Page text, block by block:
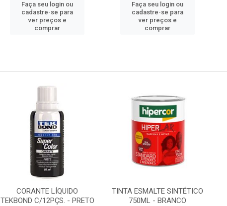
Faça seu login ou
cadastre-se para
ver preços e
comprar
Faça seu login ou
cadastre-se para
ver preços e
comprar
CORANTE LÍQUIDO
TEKBOND C/12PÇS. - PRETO
TINTA ESMALTE SINTÉTICO
750ML - BRANCO